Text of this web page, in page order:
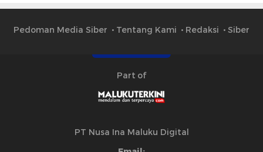
Pedoman Media Siber Tentang Kami Redaksi Siber
Part of
PT Nusa Ina Maluku Digital